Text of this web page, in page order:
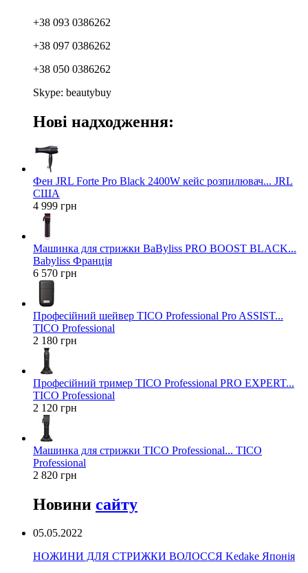
+38 093 0386262
+38 097 0386262
+38 050 0386262
Skype: beautybuy
Нові надходження:
Фен JRL Forte Pro Black 2400W кейс розпилювач... JRL
США
4 999 грн
Машинка для стрижки BaByliss PRO BOOST BLACK...
Babyliss Франція
6 570 грн
Професійний шейвер TICO Professional Pro ASSIST...
TICO Professional
2 180 грн
Професійний тример TICO Professional PRO EXPERT...
TICO Professional
2 120 грн
Машинка для стрижки TICO Professional... TICO
Professional
2 820 грн
Новини сайту
05.05.2022
НОЖИНИ ДЛЯ СТРИЖКИ ВОЛОССЯ Kedake Японія